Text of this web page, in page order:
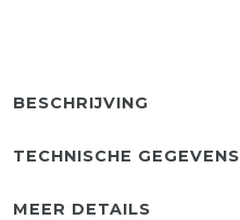
BESCHRIJVING
TECHNISCHE GEGEVENS
MEER DETAILS